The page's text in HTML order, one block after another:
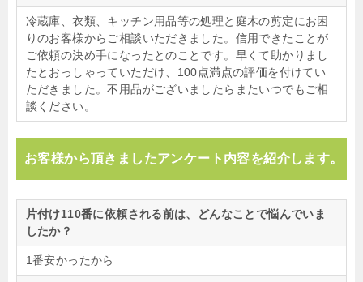
冷蔵庫、衣類、キッチン用品等の処理と庭木の剪定にお困
りのお客様からご相談いただきました。信用できたことが
ご依頼の決め手になったとのことです。早くて助かりまし
たとおっしゃっていただけ、100点満点の評価を付けてい
ただきました。不用品がございましたらまたいつでもご相
談ください。
お客様から頂きましたアンケート内容を紹介します。
片付け110番に依頼される前は、どんなことで悩んでいま
したか？
1番安かったから